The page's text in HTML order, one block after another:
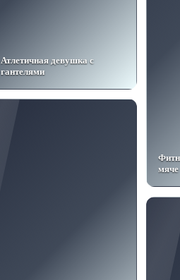
Атлетичная девушка с
гантелями
мяче